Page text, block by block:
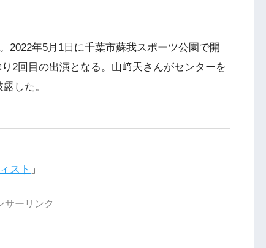
2022年5月1日に千葉市蘇我スポーツ公園で開
2回目の出演となる。山﨑天さんがセンターを
した。
スト 」
サーリンク